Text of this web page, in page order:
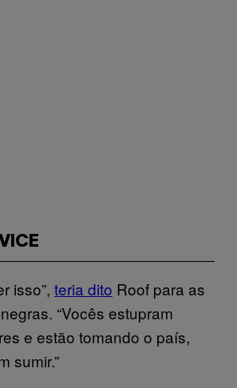
isso”, teria dito Roof para as
“Vocês estupram
e estão tomando o país,
sumir.”